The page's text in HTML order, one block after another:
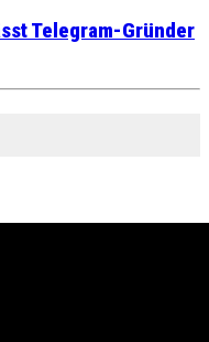
Telegram-Gründer